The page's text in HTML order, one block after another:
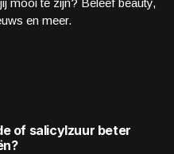
mooi te zijn? Beleef beauty,
en meer.
of salicylzuur beter